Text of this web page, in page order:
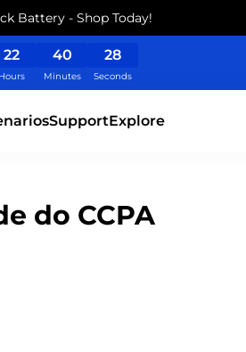
Battery - Shop Today!
22
Hours
40
Minutes
27
Seconds
SupportExplore
do CCPA